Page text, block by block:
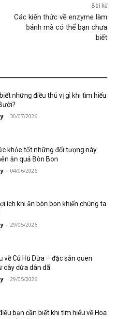
Bài kế
Các kiến thức về enzyme làm
bánh mà có thể bạn chưa
biết
những điều thú vị gì khi tìm hiểu
- 30/07/2026
khỏe tốt những đối tượng này
ăn quả Bòn Bon
- 04/06/2026
ích khi ăn bòn bon khiến chúng ta
- 29/05/2026
về Củ Hũ Dừa – đặc sản quen
cây dừa dân dã
- 29/05/2026
bạn cần biết khi tìm hiểu về Hoa